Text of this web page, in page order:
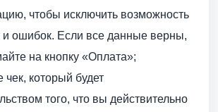
чтобы исключить возможность
и ошибок. Если все данные верны,
на кнопку «Оплата»;
чек, который будет
того, что вы действительно